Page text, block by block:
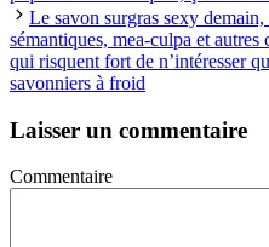
Le savon surgras sexy
sémantiques, mea-culpa et autres
qui risquent fort de n’intéresser
savonniers à froid
Laisser un commentaire
Commentaire